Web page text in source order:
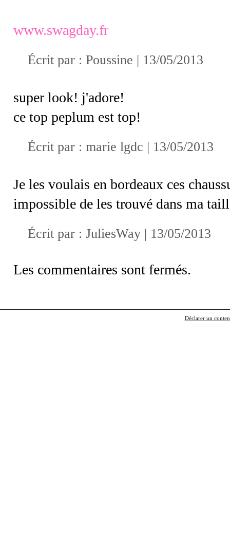
www.swagday.fr
Écrit par : Poussine | 13/05/2013
super look! j'adore!
ce top peplum est top!
Écrit par : marie lgdc | 13/05/2013
Je les voulais en bordeaux ces
impossible de les trouvé dans ma
Écrit par : JuliesWay | 13/05/2013
Les commentaires sont fermés.
Déclarer un